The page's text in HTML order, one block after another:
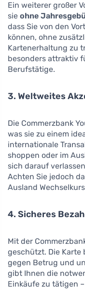
Ein weiterer großer
sie ohne
dass Sie von den
können, ohne
Kartenerhaltung zu
besonders attraktiv
Berufstätige.
3. Weltweites
Die Commerzbank
was sie zu einem
internationale
shoppen oder im
sich darauf
Achten Sie jedoch
Ausland
4. Sicheres
Mit der
geschützt. Die
gegen Betrug und
gibt Ihnen die
Einkäufe zu tätigen